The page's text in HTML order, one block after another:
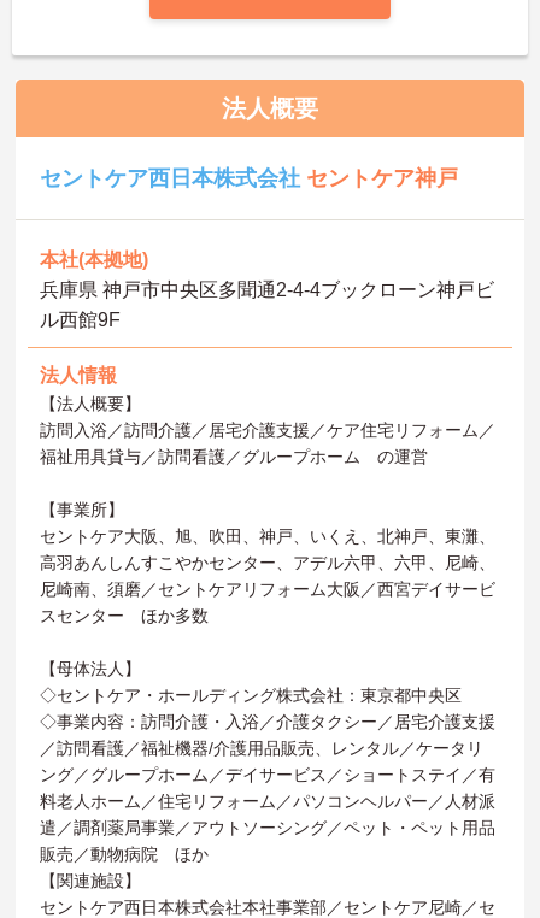
法人概要
セントケア西日本株式会社 セントケア神戸
本社(本拠地)
兵庫県 神戸市中央区多聞通2-4-4ブックローン神戸ビ
ル西館9F
法人情報
【法人概要】
訪問入浴／訪問介護／居宅介護支援／ケア住宅リフォーム／
福祉用具貸与／訪問看護／グループホーム の運営
【事業所】
セントケア大阪、旭、吹田、神戸、いくえ、北神戸、東灘、
高羽あんしんすこやかセンター、アデル六甲、六甲、尼崎、
尼崎南、須磨／セントケアリフォーム大阪／西宮デイサービ
スセンター ほか多数
【母体法人】
◇セントケア・ホールディング株式会社：東京都中央区
◇事業内容：訪問介護・入浴／介護タクシー／居宅介護支援
／訪問看護／福祉機器/介護用品販売、レンタル／ケータリ
ング／グループホーム／デイサービス／ショートステイ／有
料老人ホーム／住宅リフォーム／パソコンヘルパー／人材派
遣／調剤薬局事業／アウトソーシング／ペット・ペット用品
販売／動物病院 ほか
【関連施設】
セントケア西日本株式会社本社事業部／セントケア尼崎／セ